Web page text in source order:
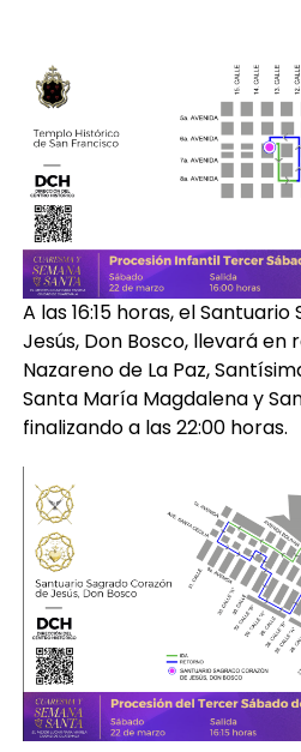
A las 16:15 horas, el
Jesús, Don Bosco, llevará en
Nazareno de La Paz,
Santa María Magdalena y
finalizando a las 22:00 horas.